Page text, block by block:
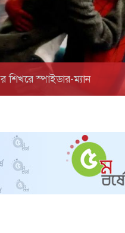
শিখরে স্পাইডার-ম্যান